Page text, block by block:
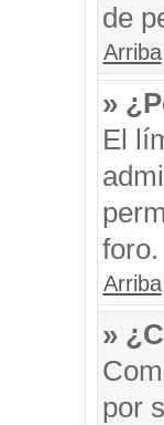
de
Arriba
»
El
foro.
Arriba
»
por